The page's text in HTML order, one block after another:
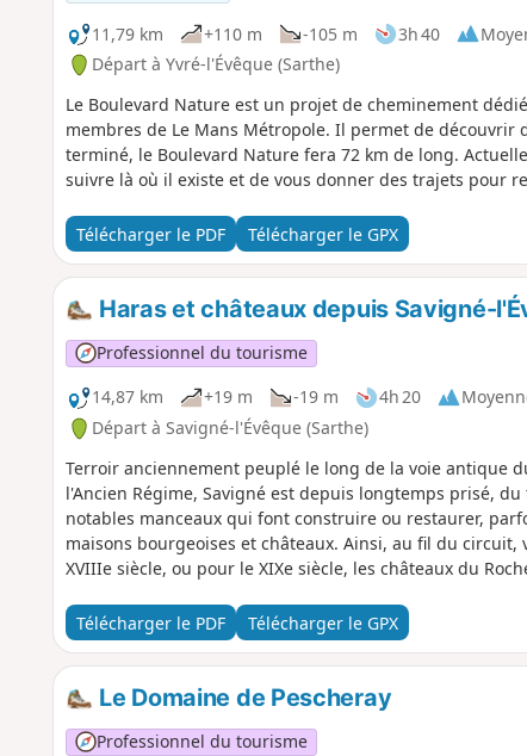
11,79 km
+110 m -105 m 3h 40
Départ à Yvré-l'Évêque (Sarthe)
Le Boulevard Nature est un projet de cheminement
membres de Le Mans Métropole. Il permet de
terminé, le Boulevard Nature fera 72 km de long.
suivre là où il existe et de vous donner des trajets pour
Télécharger le PDF Télécharger le GPX
Haras et châteaux depuis Savigné-
Professionnel du tourisme
14,87 km
+19 m -19 m 4h 20
Départ à Savigné-l'Évêque (Sarthe)
Terroir anciennement peuplé le long de la voie antique
l'Ancien Régime, Savigné est depuis longtemps prisé,
notables manceaux qui font construire ou restaurer,
maisons bourgeoises et châteaux. Ainsi, au fil du
XVIIIe siècle, ou pour le XIXe siècle, les châteaux du
Télécharger le PDF
Télécharger le GPX
Le Domaine de Pescheray
Professionnel du tourisme